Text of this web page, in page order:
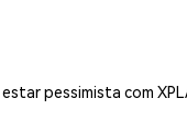
pessimista com